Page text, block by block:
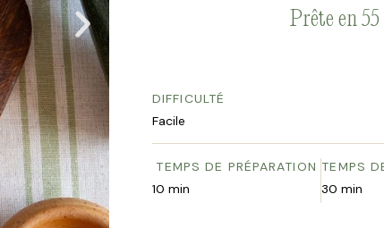
Prête en
DIFFICULTÉ
Facile
TEMPS DE PRÉPARATION
10 min
TEMPS
30 min